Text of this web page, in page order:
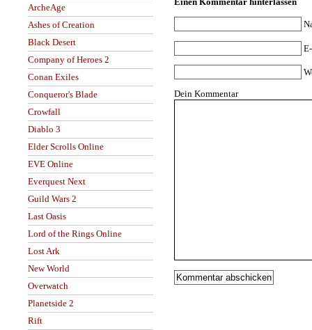
ArcheAge
Ashes of Creation
Black Desert
Company of Heroes 2
Conan Exiles
Conqueror's Blade
Crowfall
Diablo 3
Elder Scrolls Online
EVE Online
Everquest Next
Guild Wars 2
Last Oasis
Lord of the Rings Online
Lost Ark
New World
Overwatch
Planetside 2
Rift
Dein Kommentar